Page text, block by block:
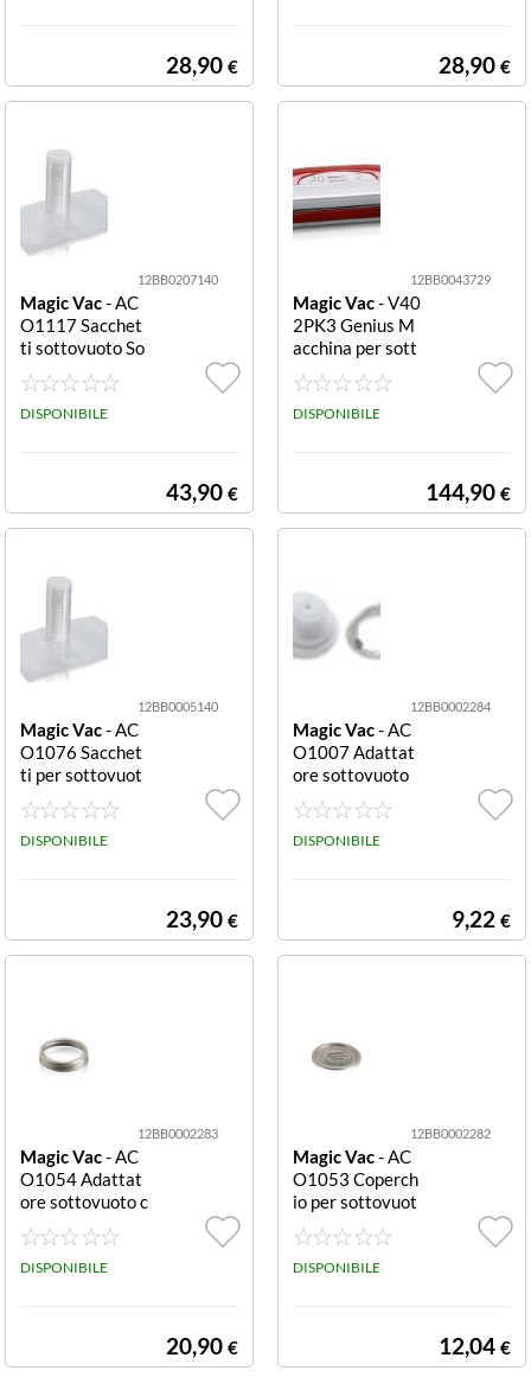
28,90 € 28,90 €
12BB0207140
Magic Vac- AC
O1117 Sacchet
ti sottovuoto So
usvide 40x60 c
m 50 pezzi Sacc
hetti sottovuoto
DISPONIBILE
43,90 €
12BB0043729
Magic Vac- V40
2PK3 Genius M
acchina per sott
ovuoto Genius
DISPONIBILE
144,90 €
12BB0005140
Magic Vac- AC
O1076 Sacchet
ti per sottovuot
o 20 x 30 cm co
nfezione da 100
Sacchetti sottov
DISPONIBILE
23,90 €
12BB0002284
Magic Vac- AC
O1007 Adattat
ore sottovuoto
bianco Adattato
re sottovuoto M
agic Vac ACO10
DISPONIBILE
9,22 €
12BB0002283
Magic Vac- AC
O1054 Adattat
ore sottovuoto c
on anelli di tenu
ta Anelli di tenu
ta
DISPONIBILE
20,90 €
12BB0002282
Magic Vac- AC
O1053 Coperch
io per sottovuot
o Coperchio per
sottovuoto Mag
ic Vac ACO105
DISPONIBILE
12,04 €